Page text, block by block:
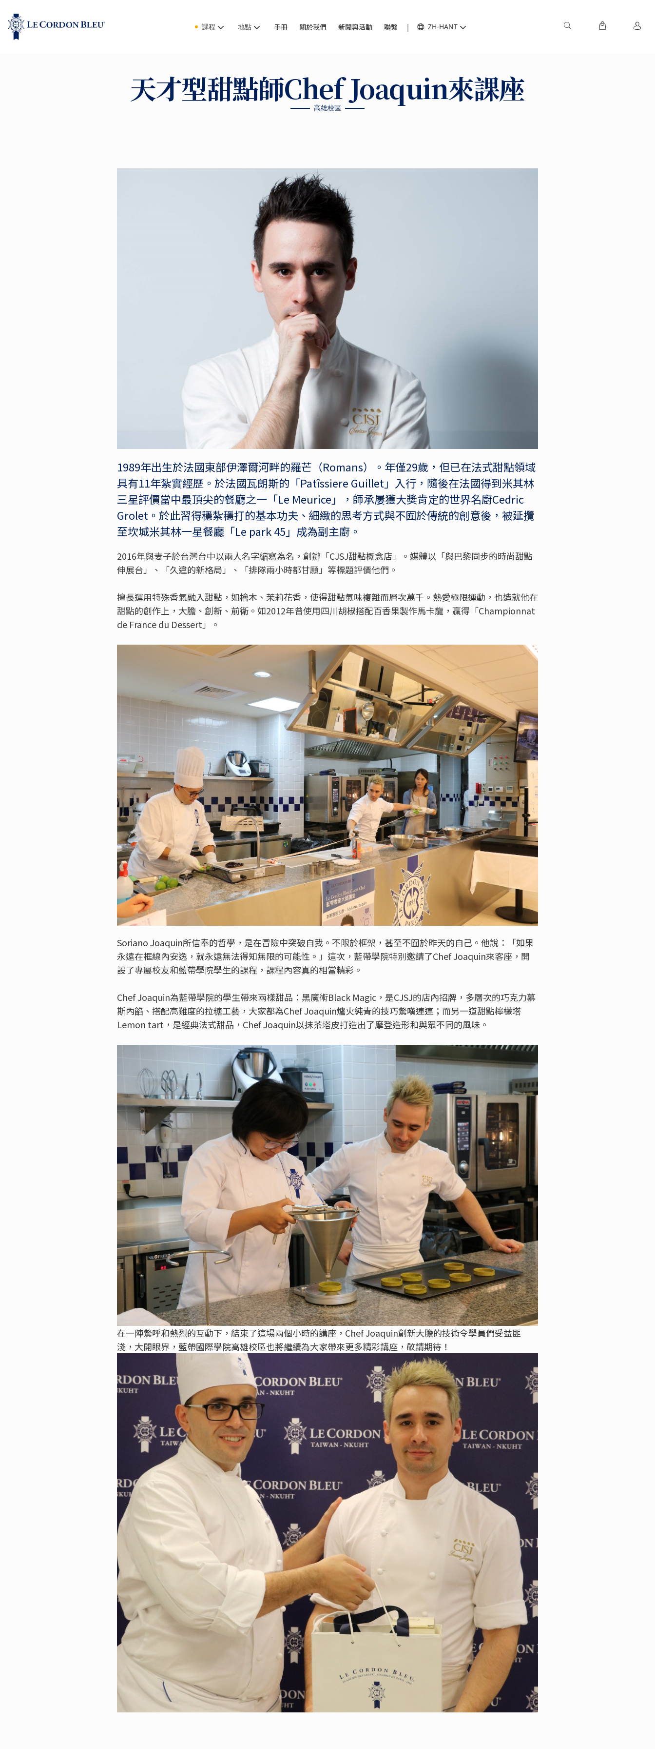
課程 地點 手冊 關於我們 新聞與活動 聯繫 ZH-HANT
天才型甜點師Chef Joaquin來課座
高雄校區
1989年出生於法國東部伊澤爾河畔的羅芒（Romans）。年僅29歲，但已在法式甜點領域
具有11年紮實經歷。於法國瓦朗斯的「Patîssiere Guillet」入行，隨後在法國得到米其林
三星評價當中最頂尖的餐廳之一「Le Meurice」，師承屢獲大獎肯定的世界名廚Cedric
Grolet。於此習得穩紮穩打的基本功夫、細緻的思考方式與不囿於傳統的創意後，被延攬
至坎城米其林一星餐廳「Le park 45」成為副主廚。
2016年與妻子於台灣台中以兩人名字縮寫為名，創辦「CJSJ甜點概念店」。媒體以「與巴黎同步的時尚甜點
伸展台」、「久違的新格局」、「排隊兩小時都甘願」等標題評價他們。
擅長運用特殊香氣融入甜點，如檜木、茉莉花香，使得甜點氣味複雜而層次萬千。熱愛極限運動，也造就他在
甜點的創作上，大膽、創新、前衛。如2012年曾使用四川胡椒搭配百香果製作馬卡龍，贏得「Championnat
de France du Dessert」。
Soriano Joaquin所信奉的哲學，是在冒險中突破自我。不限於框架，甚至不囿於昨天的自己。他說：「如果
永遠在框線內安逸，就永遠無法得知無限的可能性。」這次，藍帶學院特別邀請了Chef Joaquin來客座，開
設了專屬校友和藍帶學院學生的課程，課程內容真的相當精彩。
Chef Joaquin為藍帶學院的學生帶來兩樣甜品：黑魔術Black Magic，是CJSJ的店內招牌，多層次的巧克力慕
斯內餡、搭配高難度的拉糖工藝，大家都為Chef Joaquin爐火純青的技巧驚嘆連連；而另一道甜點檸檬塔
Lemon tart，是經典法式甜品，Chef Joaquin以抹茶塔皮打造出了摩登造形和與眾不同的風味。
在一陣驚呼和熱烈的互動下，結束了這場兩個小時的講座，Chef Joaquin創新大膽的技術令學員們受益匪
淺，大開眼界，藍帶國際學院高雄校區也將繼續為大家帶來更多精彩講座，敬請期待！